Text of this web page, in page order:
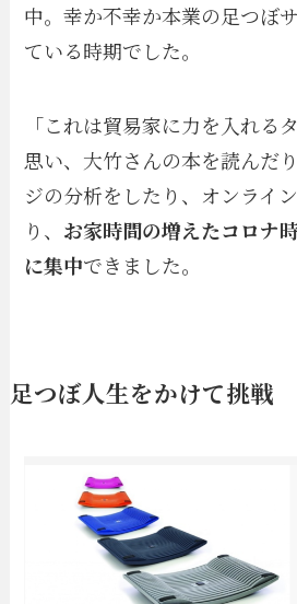
中。幸か不幸か本業の足つぼ
ている時期でした。
「これは貿易家に力を入れる
思い、大竹さんの本を読んだ
ジの分析をしたり、オンライ
り、 お家時間の増えたコロナ
に集中できました。
足つぼ人生をかけて挑戦